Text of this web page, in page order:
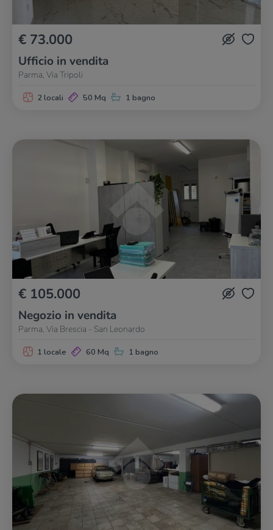
€ 73.000
Ufficio in vendita
Parma, Via Tripoli
2 locali 50 Mq 1 bagno
€ 105.000
Negozio in vendita
Parma, Via Brescia - San Leonardo
1 locale 60 Mq 1 bagno